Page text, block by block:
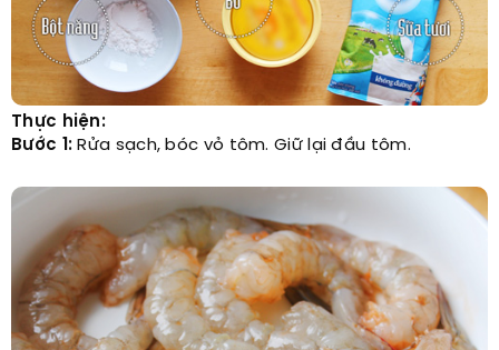
Thực hiện:
Bước 1: Rửa sạch, bóc vỏ tôm. Giữ lại đầu tôm.